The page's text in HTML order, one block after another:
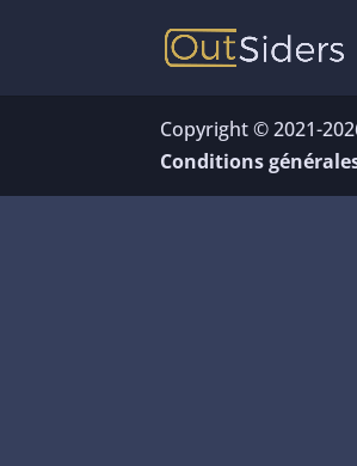
Copyright © 2021-
Conditions